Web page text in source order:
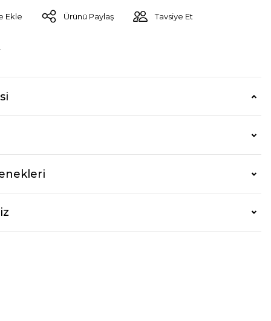
Ürünü Paylaş Tavsiye Et